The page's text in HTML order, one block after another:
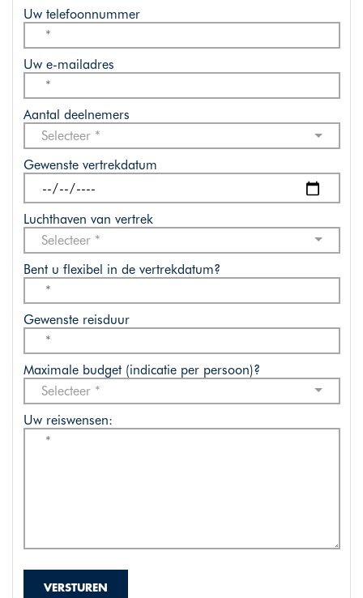
Uw telefoonnummer
Uw e-mailadres
Aantal deelnemers
Selecteer *
Gewenste vertrekdatum
Luchthaven van vertrek
Selecteer *
Bent u flexibel in de vertrekdatum?
Gewenste reisduur
Maximale budget (indicatie per persoon)?
Selecteer *
Uw reiswensen:
VERSTUREN